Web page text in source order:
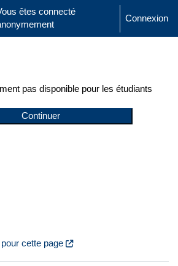
la saisie de recherche
êtes connecté
Connexion
pas disponible pour les étudiants
Continuer
cette page